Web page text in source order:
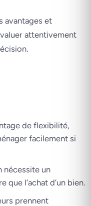
avantages et
attentivement
de flexibilité,
facilement si
nécessite un
l’achat d’un bien.
prennent